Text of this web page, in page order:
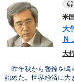
米
大
Ｎ
大
昨年秋から警鐘を鳴
始めた。世界経済に大